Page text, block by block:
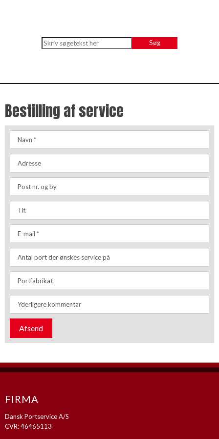
Bestilling af service
​FIRMA
Dansk Portservice A/S
CVR: 46465113